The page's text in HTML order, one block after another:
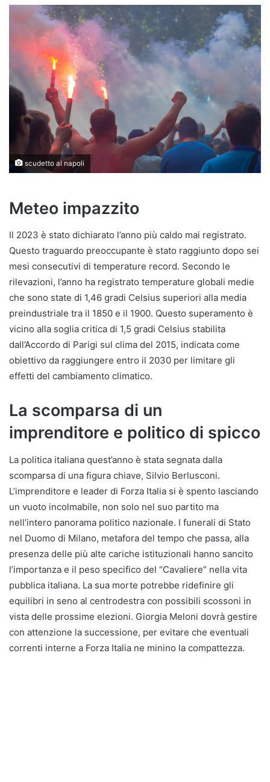
scudetto al napoli
Meteo impazzito
Il 2023 è stato dichiarato l’anno più caldo mai registrato.
Questo traguardo preoccupante è stato raggiunto dopo sei
mesi consecutivi di temperature record. Secondo le
rilevazioni, l’anno ha registrato temperature globali medie
che sono state di 1,46 gradi Celsius superiori alla media
preindustriale tra il 1850 e il 1900. Questo superamento è
vicino alla soglia critica di 1,5 gradi Celsius stabilita
dall’Accordo di Parigi sul clima del 2015, indicata come
obiettivo da raggiungere entro il 2030 per limitare gli
effetti del cambiamento climatico.
La scomparsa di un
imprenditore e politico di spicco
La politica italiana quest’anno è stata segnata dalla
scomparsa di una figura chiave, Silvio Berlusconi.
L’imprenditore e leader di Forza Italia si è spento lasciando
un vuoto incolmabile, non solo nel suo partito ma
nell’intero panorama politico nazionale. I funerali di Stato
nel Duomo di Milano, metafora del tempo che passa, alla
presenza delle più alte cariche istituzionali hanno sancito
l’importanza e il peso specifico del “Cavaliere” nella vita
pubblica italiana. La sua morte potrebbe ridefinire gli
equilibri in seno al centrodestra con possibili scossoni in
vista delle prossime elezioni. Giorgia Meloni dovrà gestire
con attenzione la successione, per evitare che eventuali
correnti interne a Forza Italia ne minino la compattezza.